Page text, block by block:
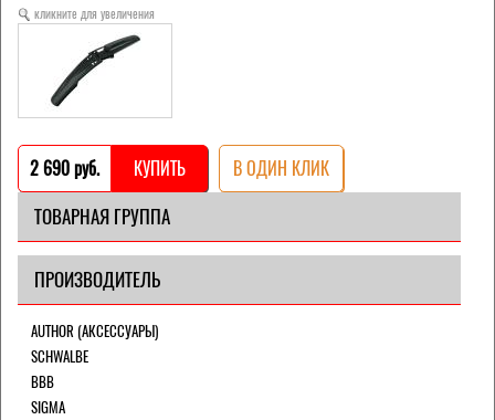
кликните для увеличения
2 690 pуб. КУПИТЬ В ОДИН КЛИК
ТОВАРНАЯ ГРУППА
ПРОИЗВОДИТЕЛЬ
AUTHOR (АКСЕССУАРЫ)
SCHWALBE
BBB
SIGMA